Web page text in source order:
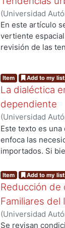
el objetivo de
población
qué modo
(Universidad
Ciencias y Artes
Chapa, Rubén
En este artículo
vertiente
revisión de las
urbanas, no para
mejor el
tendencias,
gratuita, sino
términos, se ha
Item Add to my list
La dialéctica
dependiente
(Universidad
Ciencias y Artes
Abarca, Ignacio
Este texto es
enfoca las
importados. Si
dialéctico,
mexicanos y
comenzar ante
proceso histórico
incidencias,
Item Add to my list
Reducción de
Familiares del
(Universidad
Ciencias y Artes
Se revisan